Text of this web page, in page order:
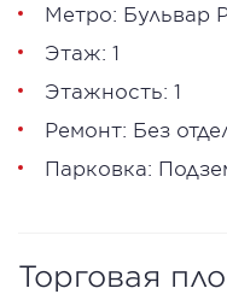
Метро: Бульвар
Этаж: 1
Этажность: 1
Ремонт: Без
Парковка:
Торговая